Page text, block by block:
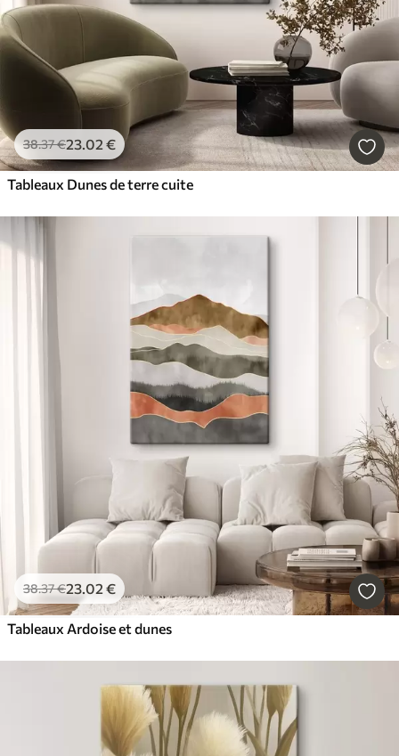
38.37€23.02 €
Tableaux Dunes de terre cuite
38.37€23.02 €
Tableaux Ardoise et dunes